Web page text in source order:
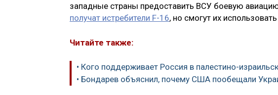
западные страны предоставить ВСУ боевую
получат истребители F-16, но смогут их
Читайте также:
• Кого поддерживает Россия в палестино-
• Бондарев объяснил, почему США пообещали